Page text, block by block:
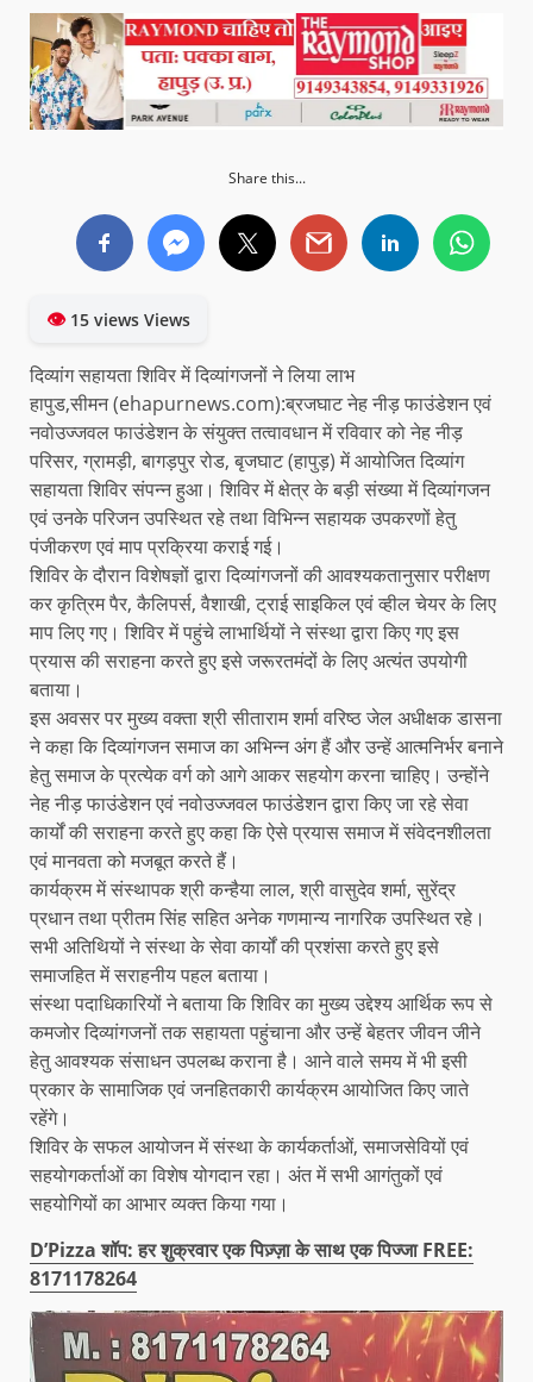
Share this...
👁15 views Views
दिव्यांग सहायता शिविर में दिव्यांगजनों ने लिया लाभ
हापुड,सीमन (ehapurnews.com):ब्रजघाट नेह नीड़ फाउंडेशन एवं
नवोउज्जवल फाउंडेशन के संयुक्त तत्वावधान में रविवार को नेह नीड़
परिसर, ग्रामड़ी, बागड़पुर रोड, बृजघाट (हापुड़) में आयोजित दिव्यांग
सहायता शिविर संपन्न हुआ। शिविर में क्षेत्र के बड़ी संख्या में दिव्यांगजन
एवं उनके परिजन उपस्थित रहे तथा विभिन्न सहायक उपकरणों हेतु
पंजीकरण एवं माप प्रक्रिया कराई गई।
शिविर के दौरान विशेषज्ञों द्वारा दिव्यांगजनों की आवश्यकतानुसार परीक्षण
कर कृत्रिम पैर, कैलिपर्स, वैशाखी, ट्राई साइकिल एवं व्हील चेयर के लिए
माप लिए गए। शिविर में पहुंचे लाभार्थियों ने संस्था द्वारा किए गए इस
प्रयास की सराहना करते हुए इसे जरूरतमंदों के लिए अत्यंत उपयोगी
बताया।
इस अवसर पर मुख्य वक्ता श्री सीताराम शर्मा वरिष्ठ जेल अधीक्षक डासना
ने कहा कि दिव्यांगजन समाज का अभिन्न अंग हैं और उन्हें आत्मनिर्भर बनाने
हेतु समाज के प्रत्येक वर्ग को आगे आकर सहयोग करना चाहिए। उन्होंने
नेह नीड़ फाउंडेशन एवं नवोउज्जवल फाउंडेशन द्वारा किए जा रहे सेवा
कार्यों की सराहना करते हुए कहा कि ऐसे प्रयास समाज में संवेदनशीलता
एवं मानवता को मजबूत करते हैं।
कार्यक्रम में संस्थापक श्री कन्हैया लाल, श्री वासुदेव शर्मा, सुरेंद्र
प्रधान तथा प्रीतम सिंह सहित अनेक गणमान्य नागरिक उपस्थित रहे।
सभी अतिथियों ने संस्था के सेवा कार्यों की प्रशंसा करते हुए इसे
समाजहित में सराहनीय पहल बताया।
संस्था पदाधिकारियों ने बताया कि शिविर का मुख्य उद्देश्य आर्थिक रूप से
कमजोर दिव्यांगजनों तक सहायता पहुंचाना और उन्हें बेहतर जीवन जीने
हेतु आवश्यक संसाधन उपलब्ध कराना है। आने वाले समय में भी इसी
प्रकार के सामाजिक एवं जनहितकारी कार्यक्रम आयोजित किए जाते
रहेंगे।
शिविर के सफल आयोजन में संस्था के कार्यकर्ताओं, समाजसेवियों एवं
सहयोगकर्ताओं का विशेष योगदान रहा। अंत में सभी आगंतुकों एवं
सहयोगियों का आभार व्यक्त किया गया।
D’Pizza शॉप: हर शुक्रवार एक पिज़्ज़ा के साथ एक पिज्जा FREE:
8171178264